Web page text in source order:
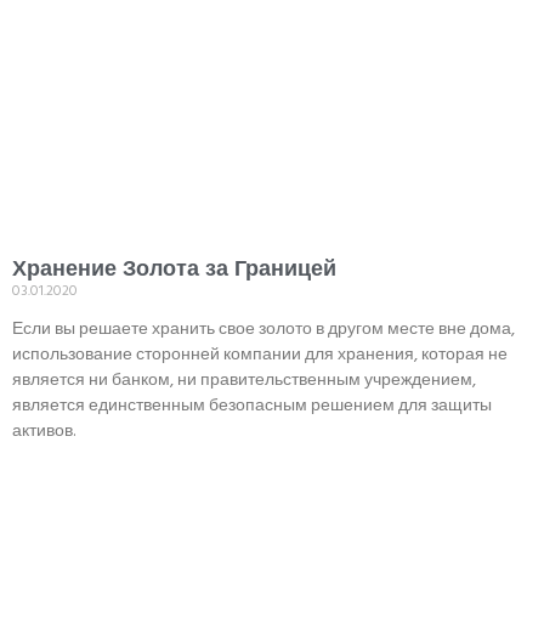
Хранение Золота за Границей
03.01.2020
Если вы решаете хранить свое золото в другом месте вне дома,
использование сторонней компании для хранения, которая не
является ни банком, ни правительственным учреждением,
является единственным безопасным решением для защиты
активов.